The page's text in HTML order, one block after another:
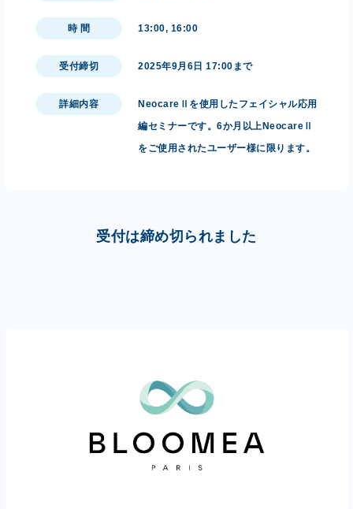
時 間 13:00, 16:00
受付締切 2025年9月6日 17:00まで
詳細内容
NeocareⅡを使用したフェイシャル応用
編セミナーです。6か月以上NeocareⅡ
をご使用されたユーザー様に限ります。
受付は締め切られました